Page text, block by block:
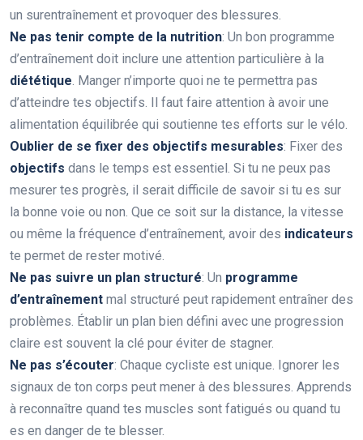
un surentraînement et provoquer des blessures.
Ne pas tenir compte de la nutrition: Un bon programme
d’entraînement doit inclure une attention particulière à la
diététique. Manger n’importe quoi ne te permettra pas
d’atteindre tes objectifs. Il faut faire attention à avoir une
alimentation équilibrée qui soutienne tes efforts sur le vélo.
Oublier de se fixer des objectifs mesurables: Fixer des
objectifs dans le temps est essentiel. Si tu ne peux pas
mesurer tes progrès, il serait difficile de savoir si tu es sur
la bonne voie ou non. Que ce soit sur la distance, la vitesse
ou même la fréquence d’entraînement, avoir des indicateurs
te permet de rester motivé.
Ne pas suivre un plan structuré: Un programme
d’entraînement mal structuré peut rapidement entraîner des
problèmes. Établir un plan bien défini avec une progression
claire est souvent la clé pour éviter de stagner.
Ne pas s’écouter: Chaque cycliste est unique. Ignorer les
signaux de ton corps peut mener à des blessures. Apprends
à reconnaître quand tes muscles sont fatigués ou quand tu
es en danger de te blesser.